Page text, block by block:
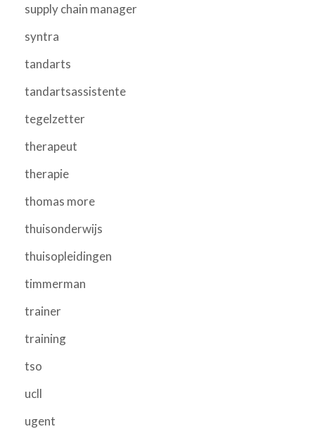
supply chain manager
syntra
tandarts
tandartsassistente
tegelzetter
therapeut
therapie
thomas more
thuisonderwijs
thuisopleidingen
timmerman
trainer
training
tso
ucll
ugent